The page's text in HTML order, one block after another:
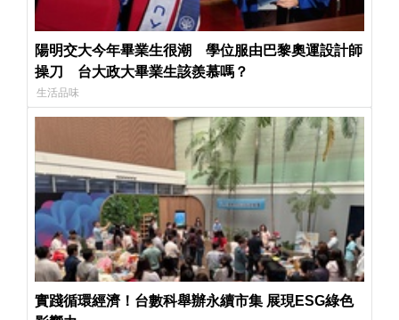
陽明交大今年畢業生很潮 學位服由巴黎奧運設計師
操刀 台大政大畢業生該羨慕嗎？
生活品味
實踐循環經濟！台數科舉辦永續市集 展現ESG綠色